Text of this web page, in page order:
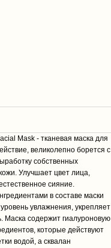
Mask - тканевая маска для
великолепно борется с
собственных
Улучшает цвет лица,
сияние.
в составе маски
увлажнения, укрепляет
Маска содержит гиалуроновую
которые действуют
водой, а сквалан